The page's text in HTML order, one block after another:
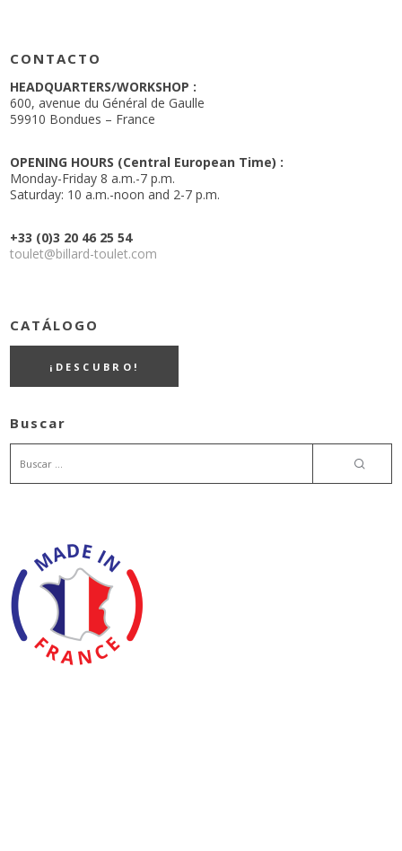
CONTACTO
HEADQUARTERS/WORKSHOP :
600, avenue du Général de Gaulle
59910 Bondues – France
OPENING HOURS (Central European Time) :
Monday-Friday 8 a.m.-7 p.m.
Saturday: 10 a.m.-noon and 2-7 p.m.
+33 (0)3 20 46 25 54
toulet@billard-toulet.com
CATÁLOGO
¡DESCUBRO!
Buscar